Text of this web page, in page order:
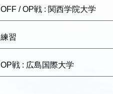
OFF / OP戦 : 関西学院大学
練習
OP戦 : 広島国際大学